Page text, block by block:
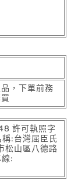
，下單前務
許可執照字
:台灣屈臣氏
松山區八德路
: